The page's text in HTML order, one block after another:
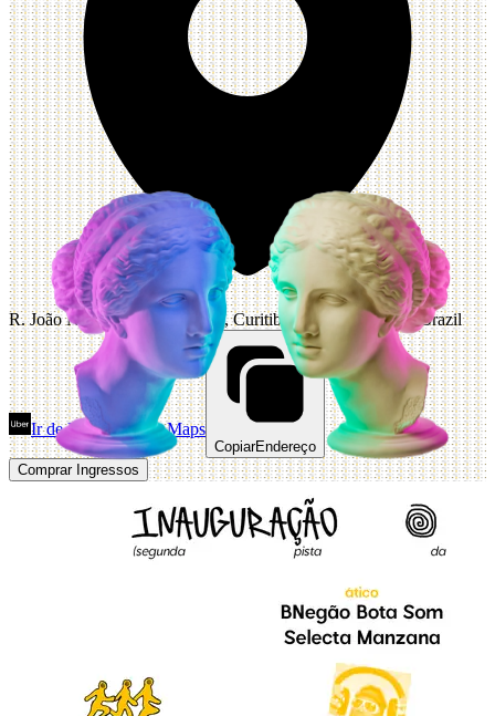
R. João Negrão, 2450 - Centro, Curitiba - PR, 80230-150, Brazil
Ir de Uber Abrir Maps
CopiarEndereço
Comprar Ingressos